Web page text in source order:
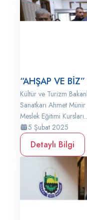
“AHŞAP VE
Kültür ve Turizm
Sanatkarı Ahmet
Meslek Eğitimi
5 Şubat 2025
Detaylı Bilgi